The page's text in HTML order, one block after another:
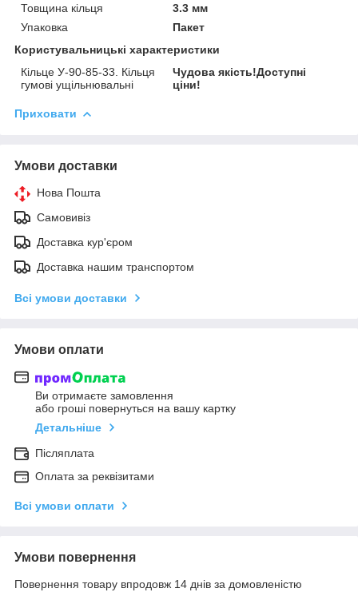
Товщина кільця
3.3 мм
Упаковка
Пакет
Користувальницькі характеристики
Кільце У-90-85-33. Кільця
гумові ущільнювальні
Чудова якість!Доступні
ціни!
Приховати
Умови доставки
Нова Пошта
Самовивіз
Доставка кур'єром
Доставка нашим транспортом
Всі умови доставки
Умови оплати
Ви отримаєте замовлення
або гроші повернуться на вашу картку
Детальніше
Післяплата
Оплата за реквізитами
Всі умови оплати
Умови повернення
Повернення товару впродовж 14 днів за домовленістю